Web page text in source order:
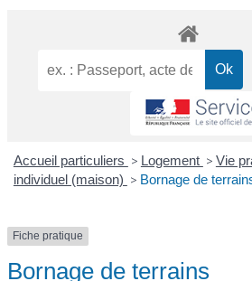
Accueil particuliers > Logement > Vie
individuel (maison) > Bornage de
Fiche pratique
Bornage de terrains